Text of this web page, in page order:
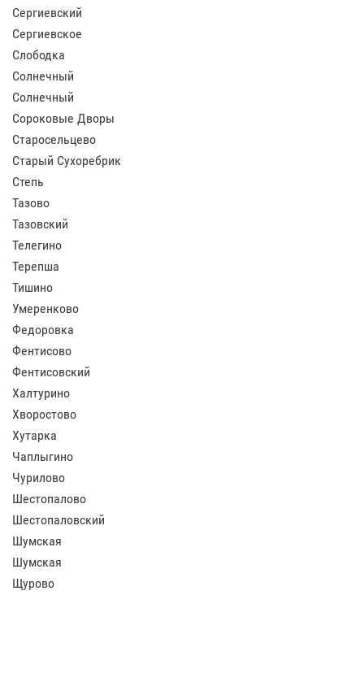
Сергиевский
Сергиевское
Слободка
Солнечный
Солнечный
Сороковые Дворы
Старосельцево
Старый Сухоребрик
Степь
Тазово
Тазовский
Телегино
Терепша
Тишино
Умеренково
Федоровка
Фентисово
Фентисовский
Халтурино
Хворостово
Хутарка
Чаплыгино
Чурилово
Шестопалово
Шестопаловский
Шумская
Шумская
Щурово